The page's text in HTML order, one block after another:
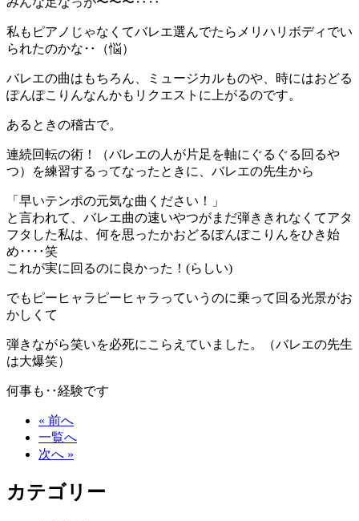
私もピアノじゃなくてバレエ選んでたらメリハリボディでい
られたのかな‥（悩）
バレエの曲はもちろん、ミュージカルものや、時にはおどる
ぽんぽこりんなんかもリクエストに上がるのです。
あるときの稽古で。
連続回転の術！（バレエの人が片足を軸にぐるぐる回るや
つ）を練習するってなったときに、バレエの先生から
「早いテンポの元気な曲ください！」
と言われて、バレエ曲の速いやつがまだ弾ききれなくてアタ
フタした私は、何を思ったかおどるぽんぽこりんをひき始
め‥‥笑
これが実に回るのに良かった！(らしい)
でもピーヒャラピーヒャラっていうのに乗って回る光景がお
かしくて
弾きながら笑いを必死にこらえていました。（バレエの先生
は大爆笑）
何事も‥経験です
« 前へ
一覧へ
次へ »
カテゴリー